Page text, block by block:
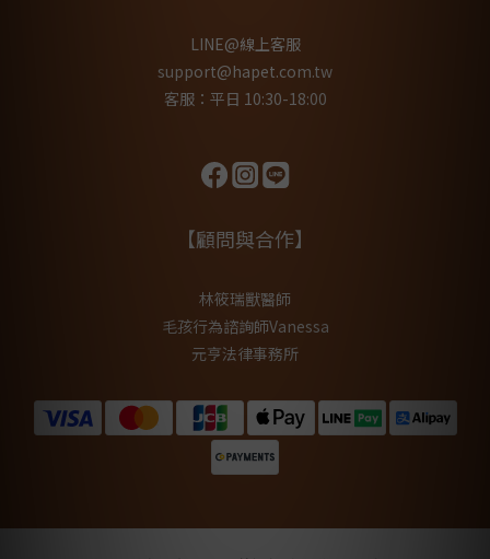
LINE@線上客服
support@hapet.com.tw
客服：平日 10:30-18:00
【顧問與合作】
林筱瑞獸醫師
毛孩行為諮詢師Vanessa
元亨法律事務所